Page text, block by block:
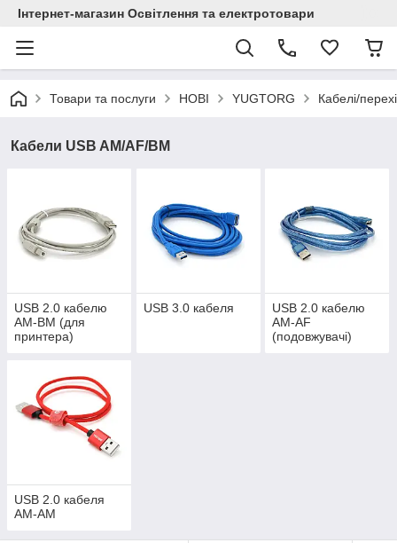
Інтернет-магазин Освітлення та електротовари
Товари та послуги НОВІ YUGTORG Кабелі/
Кабели USB AM/AF/BM
USB 2.0 кабелю
AM-BM (для
принтера)
USB 3.0 кабеля
USB 2.0 кабелю
AM-AF
(подовжувачі)
USB 2.0 кабеля
AM-AM